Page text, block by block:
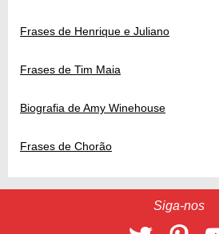
Frases de Henrique e Juliano
Frases de Tim Maia
Biografia de Amy Winehouse
Frases de Chorão
Siga-nos